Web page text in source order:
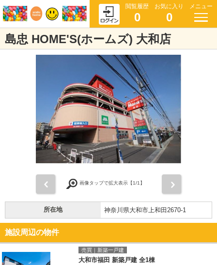
閲覧履歴
0
お気に入り
0
メニュー
島忠 HOME'S(ホームズ) 大和店
画像タップで拡大表示【1/1】
所在地 神奈川県大和市上和田2670-1
施設周辺の物件
売買｜新築一戸建
大和市福田 新築戸建 全1棟